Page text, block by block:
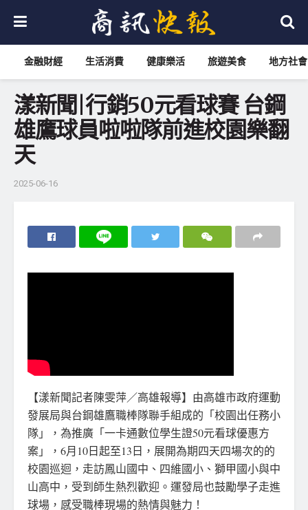
金融財經 生活消費 健康樂活 旅遊美食 地方社會
漾新聞|行銷50元看球賽 台鋼
雄鷹球員啦啦隊前進校園樂翻
天
2025-06-16
【漾新聞記者陳雯萍／高雄報導】由高雄市政府運動
發展局與台鋼雄鷹職棒隊聯手組成的「校園出任務小
隊」，為推廣「一卡通數位學生證50元看球優惠方
案」，6月10日起至13日，展開為期四天四場次的的
校園巡迴，走訪鳳山國中、四維國小、獅甲國小與中
山高中，受到師生熱烈歡迎。運發局也鼓勵學子走進
球場，感受職棒現場的熱情與魅力！